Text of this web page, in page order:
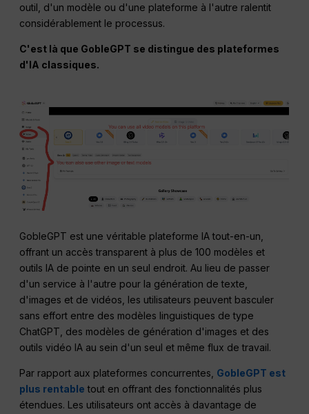
outil, d'un modèle ou d'une plateforme à l'autre ralentit
considérablement le processus.
C'est là que GobleGPT se distingue des plateformes
d'IA classiques.
GobleGPT est une véritable plateforme IA tout-en-un,
offrant un accès transparent à plus de 100 modèles et
outils IA de pointe en un seul endroit. Au lieu de passer
d'un service à l'autre pour la génération de texte,
d'images et de vidéos, les utilisateurs peuvent basculer
sans effort entre des modèles linguistiques de type
ChatGPT, des modèles de génération d'images et des
outils vidéo IA au sein d'un seul et même flux de travail.
Par rapport aux plateformes concurrentes, GobleGPT est
plus rentable tout en offrant des fonctionnalités plus
étendues. Les utilisateurs ont accès à davantage de